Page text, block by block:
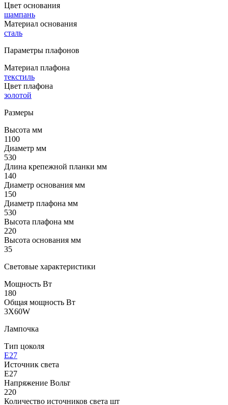
Цвет основания
шампань
Материал основания
сталь
Параметры плафонов
Материал плафона
текстиль
Цвет плафона
золотой
Размеры
Высота мм
1100
Диаметр мм
530
Длина крепежной планки мм
140
Диаметр основания мм
150
Диаметр плафона мм
530
Высота плафона мм
220
Высота основания мм
35
Световые характеристики
Мощность Вт
180
Общая мощность Вт
3X60W
Лампочка
Тип цоколя
E27
Источник света
E27
Напряжение Вольт
220
Количество источников света шт